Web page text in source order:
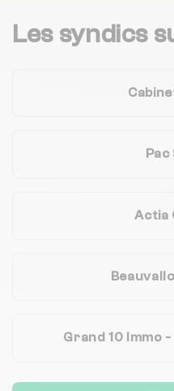
Les syndics
Actia
Grand 10 Immo